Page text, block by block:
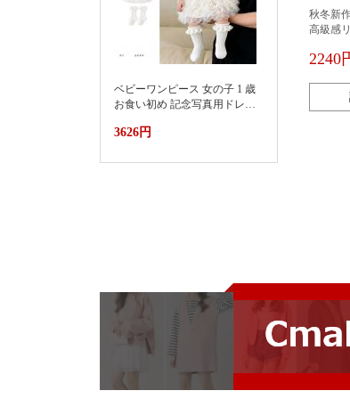
ベビーワンピース 女の子 1 歳
お食い初め 記念写真用ドレス
周礼服裙子婴儿夏装连衣裙蛋
3626円
秋冬新
高級感
2240